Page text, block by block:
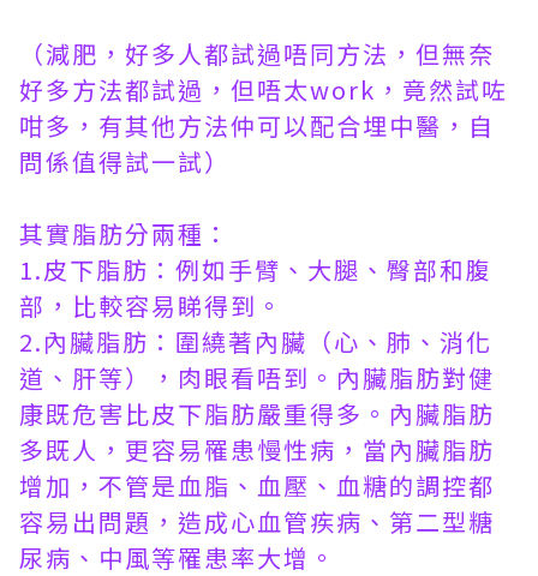
（減肥，好多人都試過唔同方法，但無奈
好多方法都試過，但唔太work，竟然試咗
咁多，有其他方法仲可以配合埋中醫，自
問係值得試一試）
其實脂肪分兩種：
1.皮下脂肪：例如手臂、大腿、臀部和腹
部，比較容易睇得到。
2.內臟脂肪：圍繞著內臟（心、肺、消化
道、肝等），肉眼看唔到。內臟脂肪對健
康既危害比皮下脂肪嚴重得多。內臟脂肪
多既人，更容易罹患慢性病，當內臟脂肪
增加，不管是血脂、血壓、血糖的調控都
容易出問題，造成心血管疾病、第二型糖
尿病、中風等罹患率大增。